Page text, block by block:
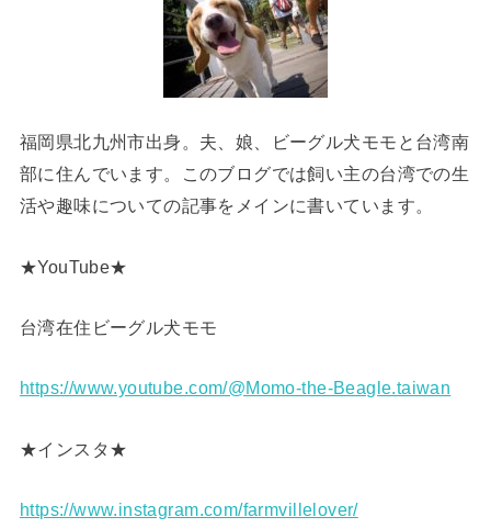
福岡県北九州市出身。夫、娘、ビーグル犬モモと台湾南
部に住んでいます。このブログでは飼い主の台湾での生
活や趣味についての記事をメインに書いています。
★YouTube★
台湾在住ビーグル犬モモ
https://www.youtube.com/@Momo-the-Beagle.taiwan
★インスタ★
https://www.instagram.com/farmvillelover/